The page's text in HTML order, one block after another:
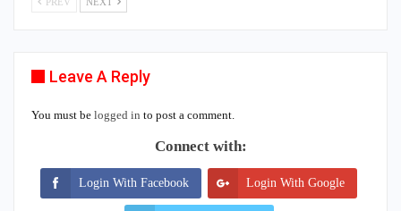
Leave A Reply
You must be logged in to post a comment.
Connect with:
Login With Facebook Login With Google